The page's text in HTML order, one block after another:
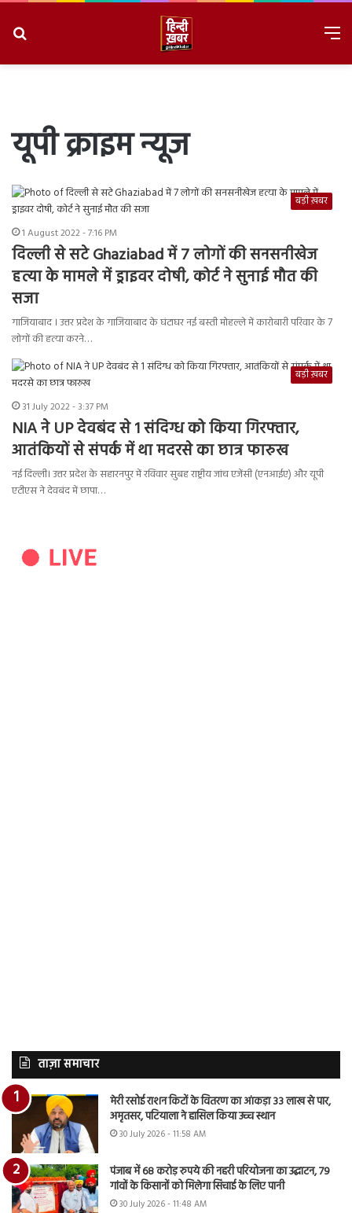
यूपी क्राइम न्यूज
बड़ी ख़बर
1 August 2022 - 7:16 PM
दिल्ली से सटे Ghaziabad में 7 लोगों की सनसनीखेज
हत्या के मामले में ड्राइवर दोषी, कोर्ट ने सुनाई मौत की
सजा
गाजियाबाद । उत्तर प्रदेश के गाजियाबाद के घंटाघर नई बस्ती मोहल्ले में कारोबारी परिवार के 7
लोगों की हत्या करने…
बड़ी ख़बर
31 July 2022 - 3:37 PM
NIA ने UP देवबंद से 1 संदिग्ध को किया गिरफ्तार,
आतंकियों से संपर्क में था मदरसे का छात्र फारुख
नई दिल्ली। उत्तर प्रदेश के सहारनपुर में रविवार सुबह राष्ट्रीय जांच एजेंसी (एनआईए) और यूपी
एटीएस ने देवबंद में छापा…
ताज़ा समाचार
मेरी रसोई राशन किटों के वितरण का आंकड़ा 33 लाख से पार,
अमृतसर, पटियाला ने हासिल किया उच्च स्थान
30 July 2026 - 11:58 AM
पंजाब में 68 करोड़ रुपये की नहरी परियोजना का उद्घाटन, 79
गांवों के किसानों को मिलेगा सिंचाई के लिए पानी
30 July 2026 - 11:48 AM